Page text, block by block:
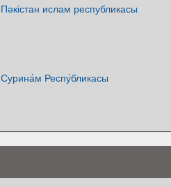
Пәкістан ислам республикасы
Сурина́м Респу́бликасы